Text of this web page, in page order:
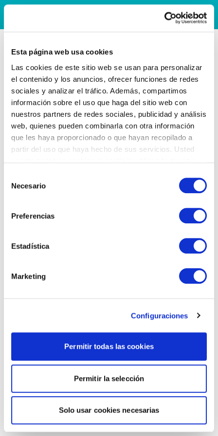
Esta página web usa cookies
Las cookies de este sitio web se usan para personalizar
el contenido y los anuncios, ofrecer funciones de redes
sociales y analizar el tráfico. Además, compartimos
información sobre el uso que haga del sitio web con
nuestros partners de redes sociales, publicidad y análisis
web, quienes pueden combinarla con otra información
que les haya proporcionado o que hayan recopilado a
partir del uso que haya hecho de sus servicios. Usted
Necesario
Preferencias
Estadística
Marketing
Configuraciones
Permitir todas las cookies
Permitir la selección
Solo usar cookies necesarias